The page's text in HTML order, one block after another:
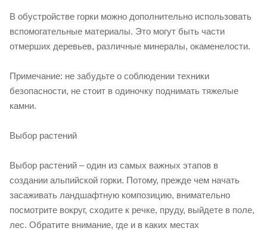
В обустройстве горки можно дополнительно использовать
вспомогательные материалы. Это могут быть части
отмерших деревьев, различные минералы, окаменелости.
Примечание: не забудьте о соблюдении техники
безопасности, не стоит в одиночку поднимать тяжелые
камни.
Выбор растений
Выбор растений – один из самых важных этапов в
создании альпийской горки. Потому, прежде чем начать
засаживать ландшафтную композицию, внимательно
посмотрите вокруг, сходите к речке, пруду, выйдете в поле,
лес. Обратите внимание, где и в каких местах